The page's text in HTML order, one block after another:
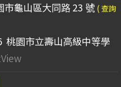
龜山區大同路 23 號 ( 查詢
桃園市立壽山高級中等學